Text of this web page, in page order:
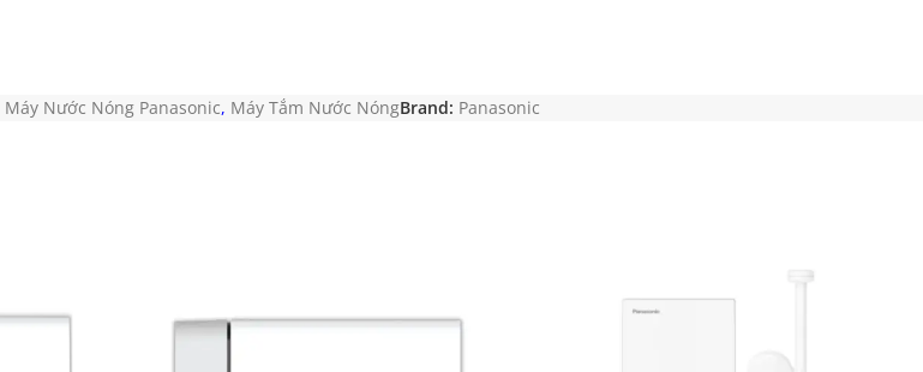
Máy Nước Nóng Panasonic, Máy Tắm Nước NóngBrand: Panasonic